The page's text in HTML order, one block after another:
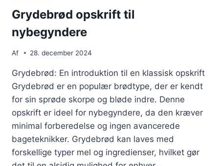
Grydebrød opskrift til
nybegyndere
Af 28. december 2024
Grydebrød: En introduktion til en klassisk opskrift
Grydebrød er en populær brødtype, der er kendt
for sin sprøde skorpe og bløde indre. Denne
opskrift er ideel for nybegyndere, da den kræver
minimal forberedelse og ingen avancerede
bageteknikker. Grydebrød kan laves med
forskellige typer mel og ingredienser, hvilket gør